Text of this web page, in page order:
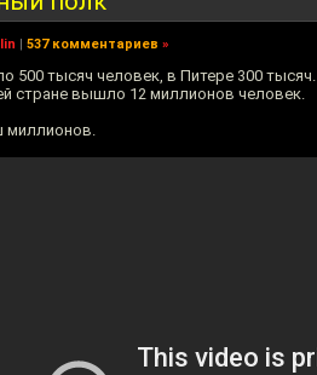
| 537 комментариев »
500 тысяч человек, в Питере 300 тысяч.
стране вышло 12 миллионов человек.
миллионов.